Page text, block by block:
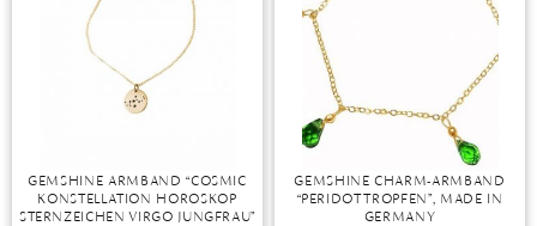
GEMSHINE ARMBAND “COSMIC
KONSTELLATION HOROSKOP
STERNZEICHEN VIRGO JUNGFRAU”
GEMSHINE CHARM-ARMBAND
“PERIDOT TROPFEN”, MADE IN
GERMANY